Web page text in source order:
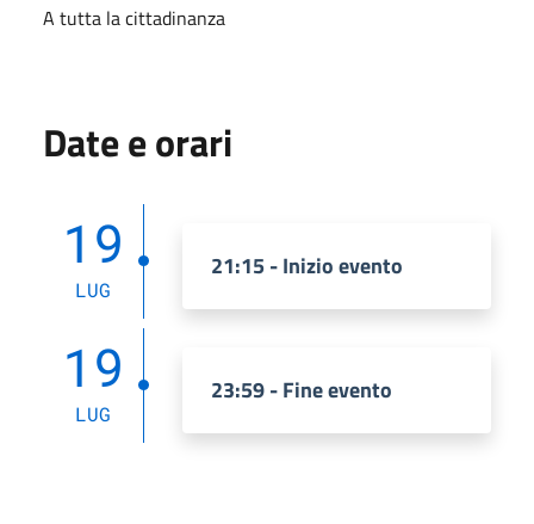
A tutta la cittadinanza
Date e orari
19
LUG
21:15 - Inizio evento
19
LUG
23:59 - Fine evento